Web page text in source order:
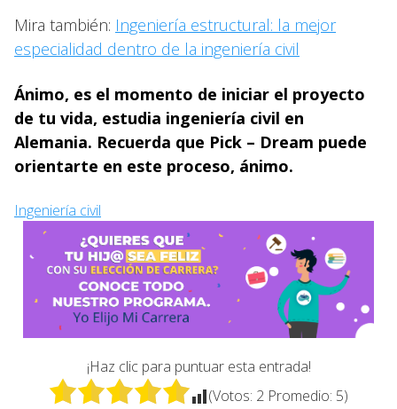
Mira también: Ingeniería estructural: la mejor
especialidad dentro de la ingeniería civil
Ánimo, es el momento de iniciar el proyecto
de tu vida, estudia ingeniería civil en
Alemania. Recuerda que Pick – Dream puede
orientarte en este proceso, ánimo.
Ingeniería civil
¡Haz clic para puntuar esta entrada!
(Votos: 2 Promedio: 5)